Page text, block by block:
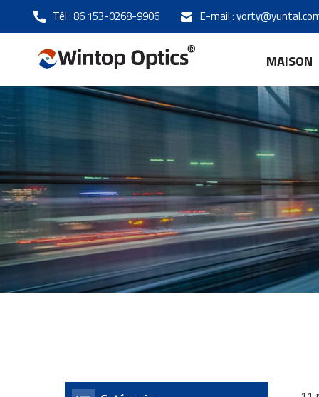
Tél :86 153-0268-9906 E-mail :
MAISON